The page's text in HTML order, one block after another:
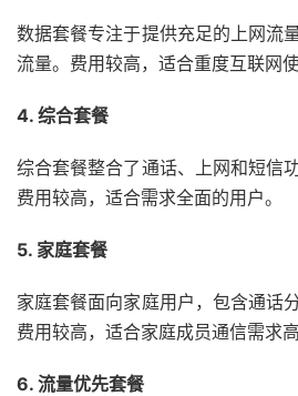
数据套餐专注于提供充足的上网流
流量。费用较高，适合重度互联网使
4. 综合套餐
综合套餐整合了通话、上网和短信
费用较高，适合需求全面的用户。
5. 家庭套餐
家庭套餐面向家庭用户，包含通话
费用较高，适合家庭成员通信需求高
6. 流量优先套餐